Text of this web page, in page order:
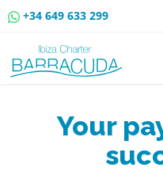
+34 649 633 299
Your